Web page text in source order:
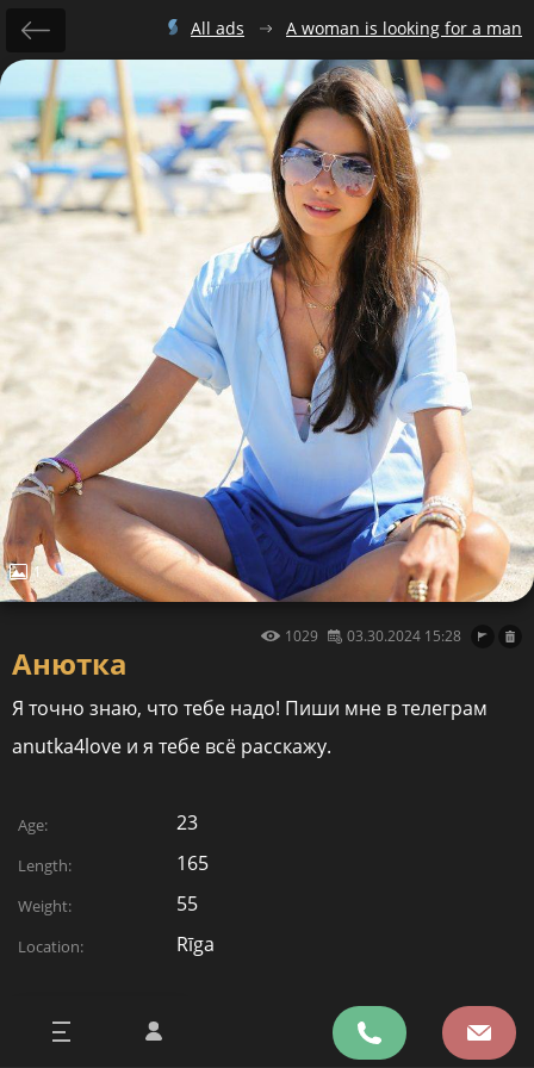
1
Анютка
1029 03.30.2024 15:28
Я точно знаю, что тебе надо! Пиши мне в телеграм
anutka4love и я тебе всё расскажу.
All ads A woman is looking for a man
Age: 23
Length: 165
Weight: 55
Location: Rīga
20******